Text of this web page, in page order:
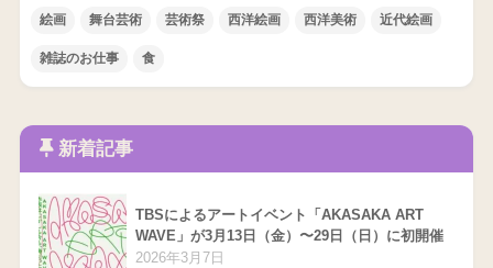
絵画 舞台芸術 芸術祭 西洋絵画 西洋美術 近代絵画
雑誌のお仕事 食
新着記事
TBSによるアートイベント「AKASAKA ART
WAVE」が3月13日（金）〜29日（日）に初開催
2026年3月7日